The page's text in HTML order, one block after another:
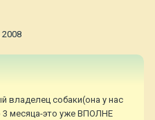
2008
владелец собаки(она у нас
3 месяца-это уже ВПОЛНЕ